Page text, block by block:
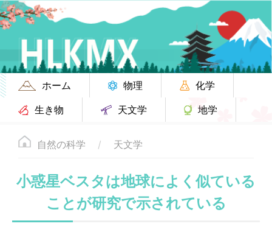
ホーム 物理
化学
生き物
天文学 地学
自然の科学 天文学
小惑星ベスタは地球によく似ている
ことが研究で示されている